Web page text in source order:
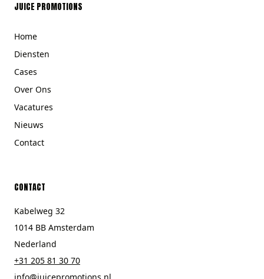
JUICE PROMOTIONS
Home
Diensten
Cases
Over Ons
Vacatures
Nieuws
Contact
CONTACT
Kabelweg 32
1014 BB Amsterdam
Nederland
+31 205 81 30 70